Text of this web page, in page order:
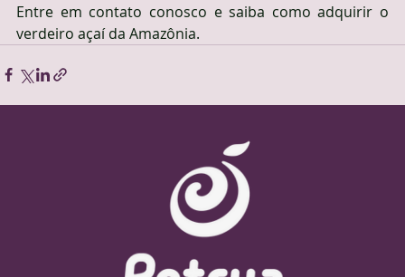
Entre em contato conosco e saiba como adquirir o
verdeiro açaí da Amazônia.